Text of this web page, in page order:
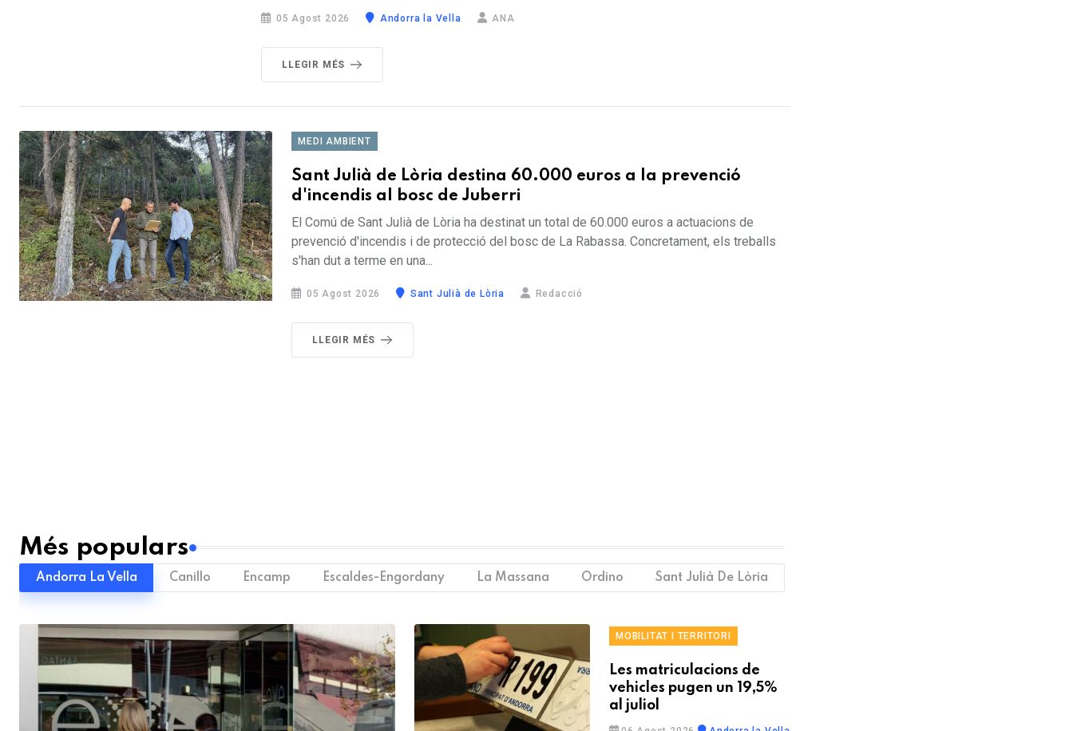
05 Agost 2026 Andorra la Vella ANA
LLEGIR MÉS
MEDI AMBIENT
Sant Julià de Lòria destina 60.000 euros a la prevenció
d'incendis al bosc de Juberri
El Comú de Sant Julià de Lòria ha destinat un total de 60.000 euros a actuacions de
prevenció d'incendis i de protecció del bosc de La Rabassa. Concretament, els treballs
s'han dut a terme en una...
05 Agost 2026 Sant Julià de Lòria Redacció
LLEGIR MÉS
Més populars
Andorra La Vella Canillo Encamp Escaldes-Engordany La Massana Ordino Sant Julià De Lòria
MOBILITAT I TERRITORI
Les matriculacions de
vehicles pugen un 19,5%
al juliol